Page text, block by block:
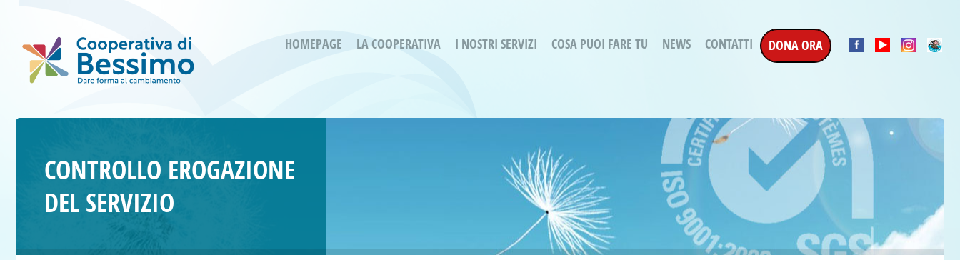
HOMEPAGE LA COOPERATIVA I NOSTRI SERVIZI
Bessimo Due
Regina di Cuori
Servizi di Inclusione Sociale
SMI Gli Acrobati – Lallio
Housing Sociale
ergoterapica
Oltre la Terapia
Progetti in corso
Progetti conclusi
COSA PUOI FARE TU NEWS CONTATTI DONA ORA
CONTROLLO EROGAZIONE
DEL SERVIZIO